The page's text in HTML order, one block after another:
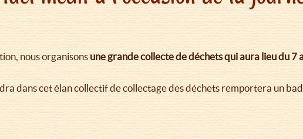
nous organisons une grande collecte de déchets qui aura lieu du 7
dans cet élan collectif de collectage des déchets remportera un